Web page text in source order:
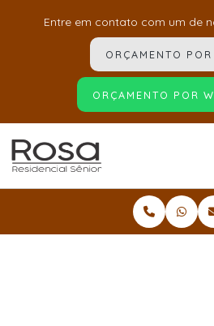
Entre em contato com um de
ORÇAMENTO POR
ORÇAMENTO POR